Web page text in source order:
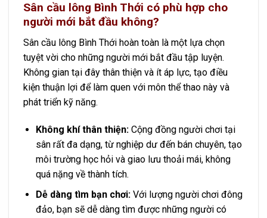
Sân cầu lông Bình Thới có phù hợp cho
người mới bắt đầu không?
Sân cầu lông Bình Thới hoàn toàn là một lựa chọn
tuyệt vời cho những người mới bắt đầu tập luyện.
Không gian tại đây thân thiện và ít áp lực, tạo điều
kiện thuận lợi để làm quen với môn thể thao này và
phát triển kỹ năng.
Không khí thân thiện:Cộng đồng người chơi tại
sân rất đa dạng, từ nghiệp dư đến bán chuyên, tạo
môi trường học hỏi và giao lưu thoải mái, không
quá nặng về thành tích.
Dễ dàng tìm bạn chơi:Với lượng người chơi đông
đảo, bạn sẽ dễ dàng tìm được những người có